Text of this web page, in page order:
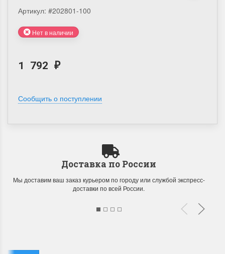
Артикул: #202801-100
Нет в наличии
1 792 ₽
Сообщить о поступлении
Доставка по России
Мы доставим ваш заказ курьером по городу или службой экспресс-
доставки по всей России.